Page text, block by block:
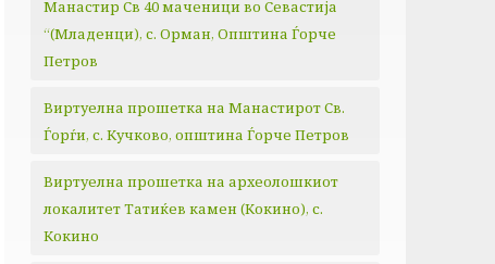
Манастир Св 40 маченици во Севастија
“(Младенци), с. Орман, Општина Ѓорче
Петров
Виртуелна прошетка на Манастирот Св.
Ѓорѓи, с. Кучково, општина Ѓорче Петров
Виртуелна прошетка на археолошкиот
локалитет Татиќев камен (Кокино), с.
Кокино